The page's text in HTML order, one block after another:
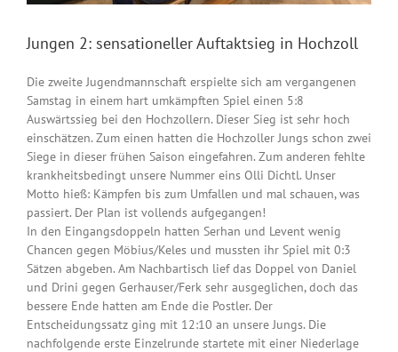
Jungen 2: sensationeller Auftaktsieg in Hochzoll
Die zweite Jugendmannschaft erspielte sich am vergangenen
Samstag in einem hart umkämpften Spiel einen 5:8
Auswärtssieg bei den Hochzollern. Dieser Sieg ist sehr hoch
einschätzen. Zum einen hatten die Hochzoller Jungs schon zwei
Siege in dieser frühen Saison eingefahren. Zum anderen fehlte
krankheitsbedingt unsere Nummer eins Olli Dichtl. Unser
Motto hieß: Kämpfen bis zum Umfallen und mal schauen, was
passiert. Der Plan ist vollends aufgegangen!
In den Eingangsdoppeln hatten Serhan und Levent wenig
Chancen gegen Möbius/Keles und mussten ihr Spiel mit 0:3
Sätzen abgeben. Am Nachbartisch lief das Doppel von Daniel
und Drini gegen Gerhauser/Ferk sehr ausgeglichen, doch das
bessere Ende hatten am Ende die Postler. Der
Entscheidungssatz ging mit 12:10 an unsere Jungs. Die
nachfolgende erste Einzelrunde startete mit einer Niederlage